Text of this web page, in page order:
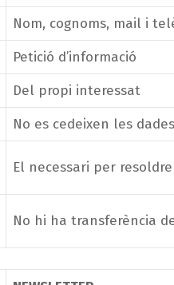
Nom, cognoms, mail i
Petició d’informació
Del propi interessat
No es cedeixen les
El necessari per
No hi ha transferència